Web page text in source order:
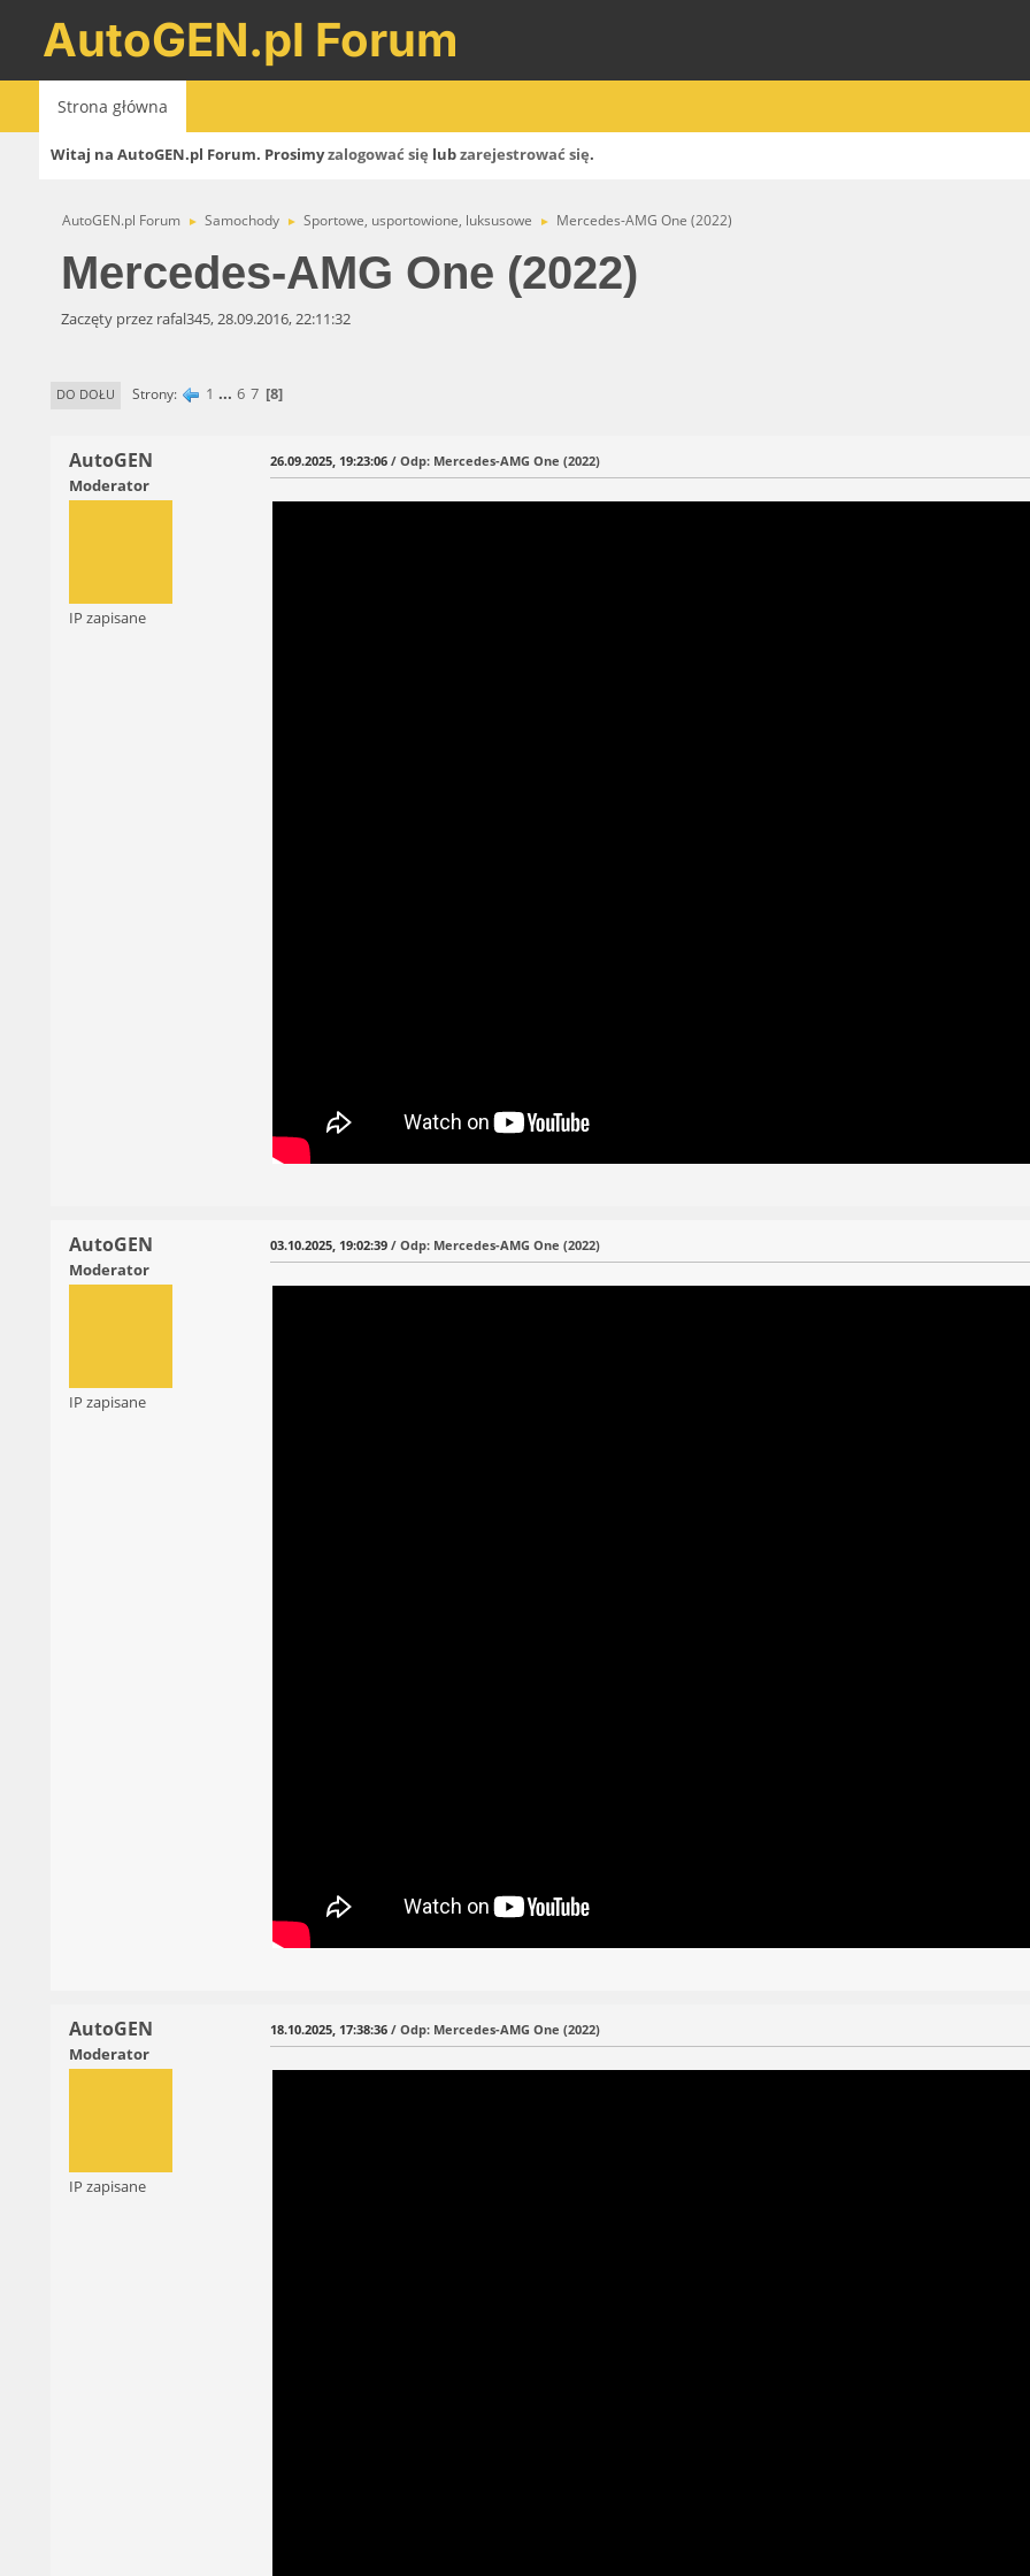
AutoGEN.pl Forum
Strona główna
Witaj na AutoGEN.pl Forum. Prosimyzalogować się lubzarejestrować się.
AutoGEN.pl Forum ► Samochody ► Sportowe, usportowione, luksusowe ► Mercedes-AMG One (2022)
Mercedes-AMG One (2022)
Zaczęty przez rafal345, 28.09.2016, 22:11:32
DO DOŁU Strony 1 ... 6 7 8
AutoGEN
Moderator
IP zapisane
26.09.2025, 19:23:06 / Odp: Mercedes-AMG One (2022)
AutoGEN
Moderator
IP zapisane
03.10.2025, 19:02:39 / Odp: Mercedes-AMG One (2022)
AutoGEN
Moderator
IP zapisane
18.10.2025, 17:38:36 / Odp: Mercedes-AMG One (2022)